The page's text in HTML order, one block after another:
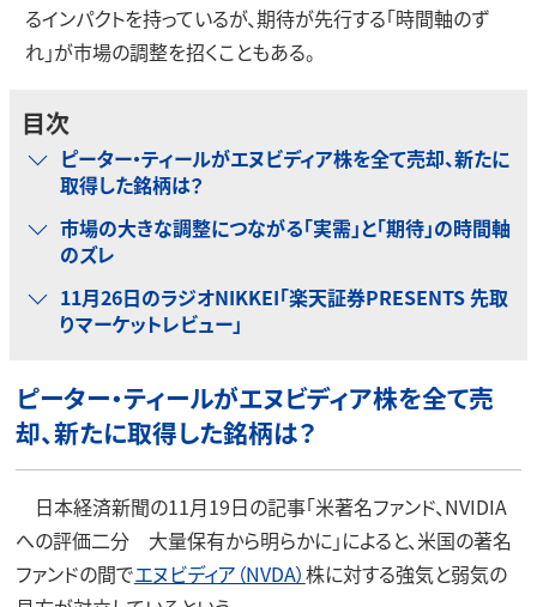
るインパクトを持っているが、期待が先行する「時間軸のず
れ」が市場の調整を招くこともある。
目次
ピーター・ティールがエヌビディア株を全て売却、新たに
取得した銘柄は？
市場の大きな調整につながる「実需」と「期待」の時間軸
のズレ
11月26日のラジオNIKKEI「楽天証券PRESENTS 先取
りマーケットレビュー」
ピーター・ティールがエヌビディア株を全て売
却、新たに取得した銘柄は？
日本経済新聞の11月19日の記事「米著名ファンド、NVIDIA
への評価二分 大量保有から明らかに」によると、米国の著名
ファンドの間でエヌビディア（NVDA）株に対する強気と弱気の